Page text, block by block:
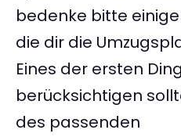
bedenke bitte
die dir die
Eines der ersten
berücksichtigen
des passenden